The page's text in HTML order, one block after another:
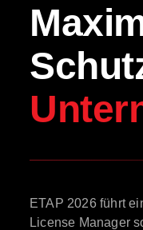
ETAP 2026 führt
License Manager